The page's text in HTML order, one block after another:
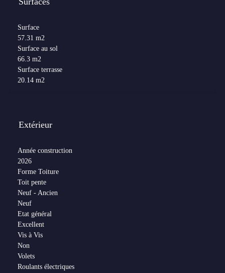
Surface
57.31 m2
Surface au sol
66.3 m2
Surface terrasse
20.14 m2
Extérieur
Année construction
2026
Forme Toiture
Toit pente
Neuf - Ancien
Neuf
Etat général
Excellent
Vis à Vis
Non
Volets
Roulants électriques